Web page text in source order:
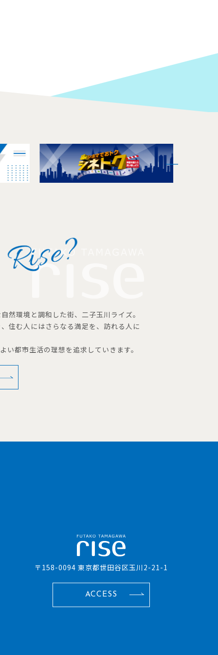
然環境と調和した街、二子玉川ライズ。
住む人にはさらなる満足を、訪れる人に
い都市生活の理想を追求していきます。
〒158-0094 東京都世田谷区玉川2-21-1
ACCESS